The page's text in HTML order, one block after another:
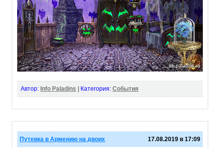
Автор: Info Paladins Категория: События
Путевка в Армению на двоих 17.08.2019 в 17:09